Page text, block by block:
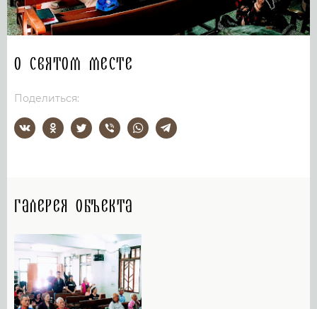
О святом месте
Поделиться:
Галерея объекта